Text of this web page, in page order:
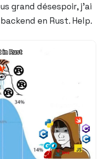
grand désespoir, j’ai
en Rust. Help.